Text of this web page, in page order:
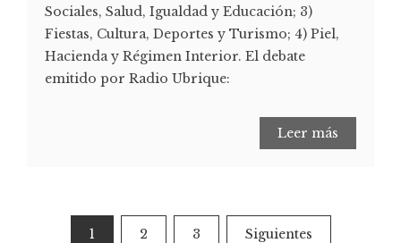
Sociales, Salud, Igualdad y Educación; 3)
Fiestas, Cultura, Deportes y Turismo; 4) Piel,
Hacienda y Régimen Interior. El debate
emitido por Radio Ubrique:
Leer más
1 2 3 Siguientes